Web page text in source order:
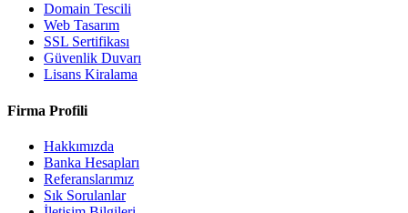
Domain Tescili
Web Tasarım
SSL Sertifikası
Güvenlik Duvarı
Lisans Kiralama
Firma Profili
Hakkımızda
Banka Hesapları
Referanslarımız
Sık Sorulanlar